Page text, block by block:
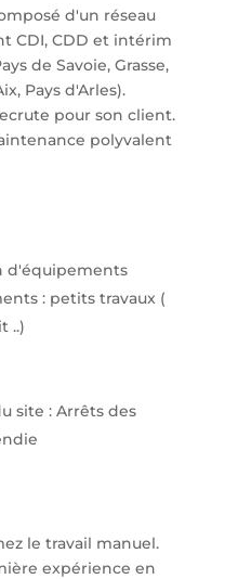
d'un réseau
CDI, CDD et intérim
de Savoie, Grasse,
Pays d'Arles).
pour son client.
polyvalent
d'équipements
: petits travaux (
..)
site : Arrêts des
le travail manuel.
expérience en